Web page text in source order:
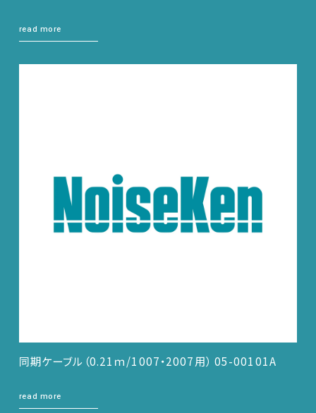
read more
同期ケーブル（0.21ｍ/1007・2007用） 05-00101A
read more